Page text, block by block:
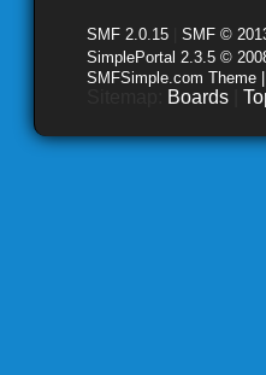
SMF 2.0.15 SMF ©
SimplePortal 2.3.5 ©
SMFSimple.com Theme
Boards